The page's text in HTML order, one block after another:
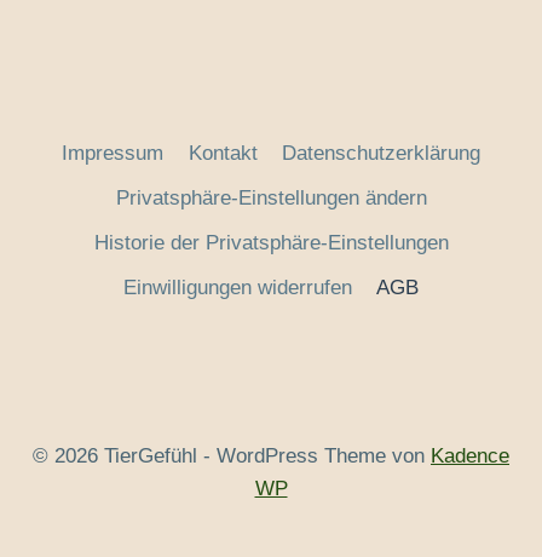
Impressum Kontakt
Datenschutzerklärung
Privatsphäre-Einstellungen ändern
Historie der Privatsphäre-Einstellungen
Einwilligungen widerrufen
AGB
© 2026 TierGefühl - WordPress Theme von Kadence
WP